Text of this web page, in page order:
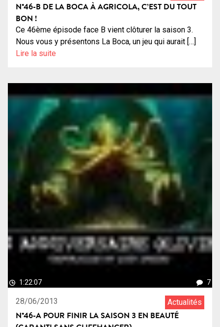
N°46-B DE LA BOCA À AGRICOLA, C’EST DU TOUT
BON !
Ce 46ème épisode face B vient clôturer la saison 3.
Nous vous y présentons La Boca, un jeu qui aurait […]
Lire la suite
1:22:07 7
28/06/2013 Actualités
N°46-A POUR FINIR LA SAISON 3 EN BEAUTÉ